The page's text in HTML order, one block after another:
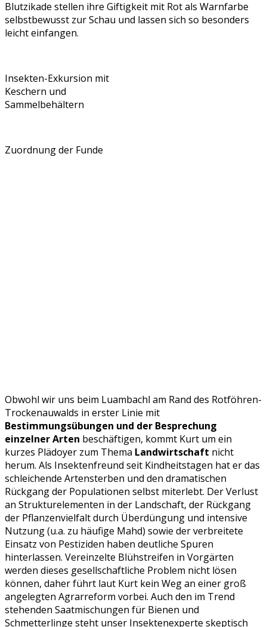
Blutzikade stellen ihre Giftigkeit mit Rot als Warnfarbe
selbstbewusst zur Schau und lassen sich so besonders
leicht einfangen.
Insekten-Exkursion mit
Keschern und
Sammelbehältern
Zuordnung der Funde
Obwohl wir uns beim Luambachl am Rand des Rotföhren-
Trockenauwalds in erster Linie mit
Bestimmungsübungen und der Besprechung
einzelner Arten beschäftigen, kommt Kurt um ein
kurzes Plädoyer zum Thema Landwirtschaft nicht
herum. Als Insektenfreund seit Kindheitstagen hat er das
schleichende Artensterben und den dramatischen
Rückgang der Populationen selbst miterlebt. Der Verlust
an Strukturelementen in der Landschaft, der Rückgang
der Pflanzenvielfalt durch Überdüngung und intensive
Nutzung (u.a. zu häufige Mahd) sowie der verbreitete
Einsatz von Pestiziden haben deutliche Spuren
hinterlassen. Vereinzelte Blühstreifen in Vorgärten
werden dieses gesellschaftliche Problem nicht lösen
können, daher führt laut Kurt kein Weg an einer groß
angelegten Agrarreform vorbei. Auch den im Trend
stehenden Saatmischungen für Bienen und
Schmetterlinge steht unser Insektenexperte skeptisch